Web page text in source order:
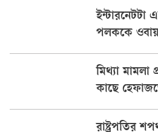
পলককে
মিথ্যা মামলা
কাছে
রাষ্ট্রপতির